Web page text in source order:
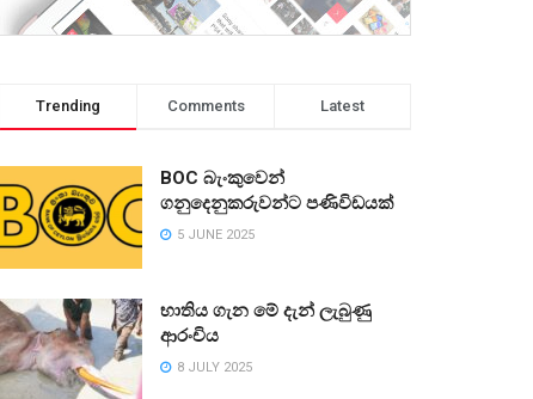
Trending Comments Latest
BOC බැංකුවෙන්
ගනුදෙනුකරුවන්ට පණිවිඩයක්
5 JUNE 2025
භාතිය ගැන මේ දැන් ලැබුණු
ආරංචිය
8 JULY 2025